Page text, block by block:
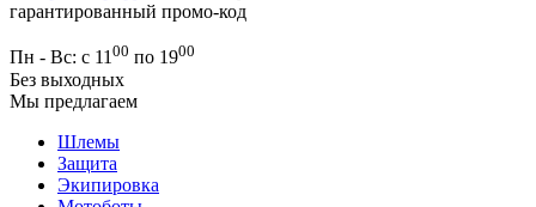
гарантированный промо-код
Пн - Вс: с 1100 по 1900
Без выходных
Мы предлагаем
Шлемы
Защита
Экипировка